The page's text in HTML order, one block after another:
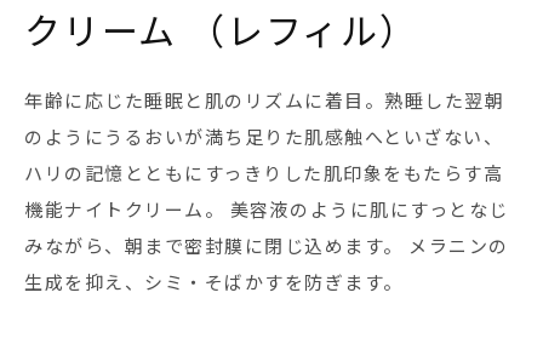
クリーム （レフィル）
年齢に応じた睡眠と肌のリズムに着目。熟睡した翌朝
のようにうるおいが満ち足りた肌感触へといざない、
ハリの記憶とともにすっきりした肌印象をもたらす高
機能ナイトクリーム。 美容液のように肌にすっとなじ
みながら、朝まで密封膜に閉じ込めます。 メラニンの
生成を抑え、シミ・そばかすを防ぎます。